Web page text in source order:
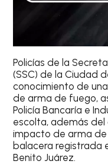
Policías de la
(SSC) de la Ciudad
conocimiento de
de arma de fuego,
Policía Bancaría e
escolta, además
impacto de arma de
balacera registrada
Benito Juárez.